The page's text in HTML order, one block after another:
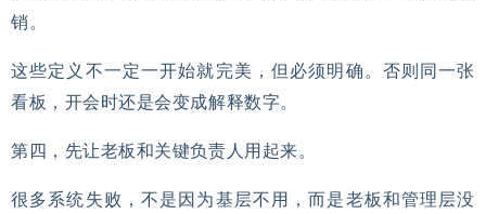
销。
这些定义不一定一开始就完美，但必须明确。否则同一张
看板，开会时还是会变成解释数字。
第四，先让老板和关键负责人用起来。
很多系统失败，不是因为基层不用，而是老板和管理层没